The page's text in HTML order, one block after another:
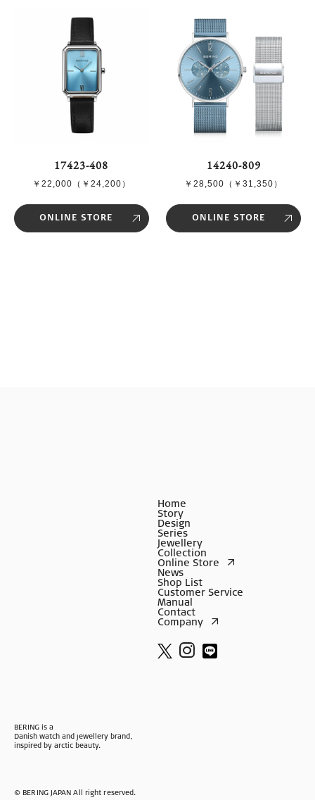
17423-408
￥22,000（￥24,200）
ONLINE STORE
14240-809
￥28,500（￥31,350）
ONLINE STORE
BERING is a
Danish watch and jewellery brand,
inspired by arctic beauty.
Home
Story
Design
Series
Jewellery
Collection
Online Store
News
Shop List
Customer Service
Manual
Contact
Company
© BERING JAPAN All right reserved.